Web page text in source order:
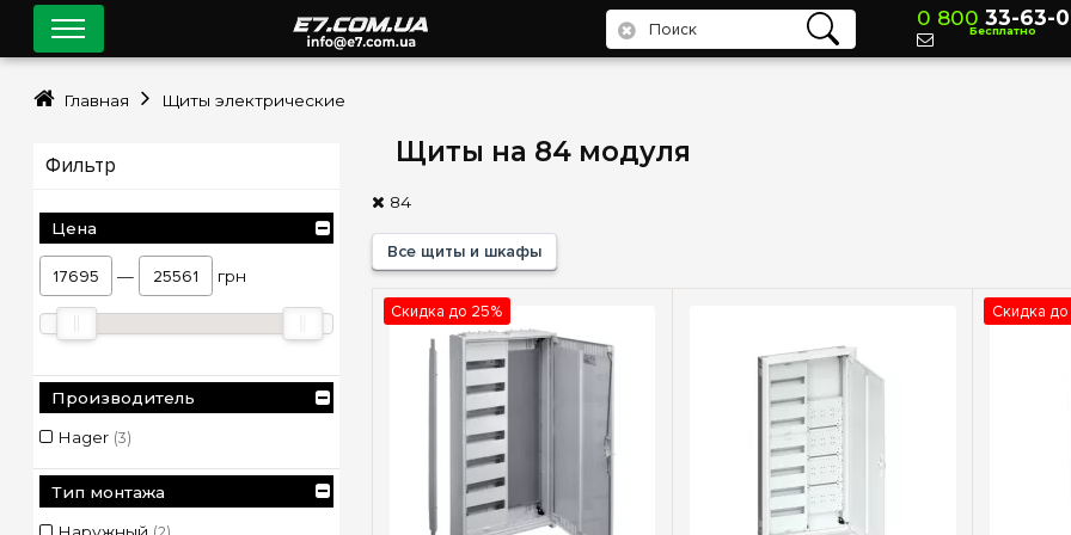
Щиты на 84 модуля
84
Все щиты и шкафы
Скидка до 25% Скидка до
Фильтр
Цена
— грн
Производитель
Hager (3)
Тип монтажа
Наружный
0 800 33-63-
Бесплатно
Главная Щиты электрические